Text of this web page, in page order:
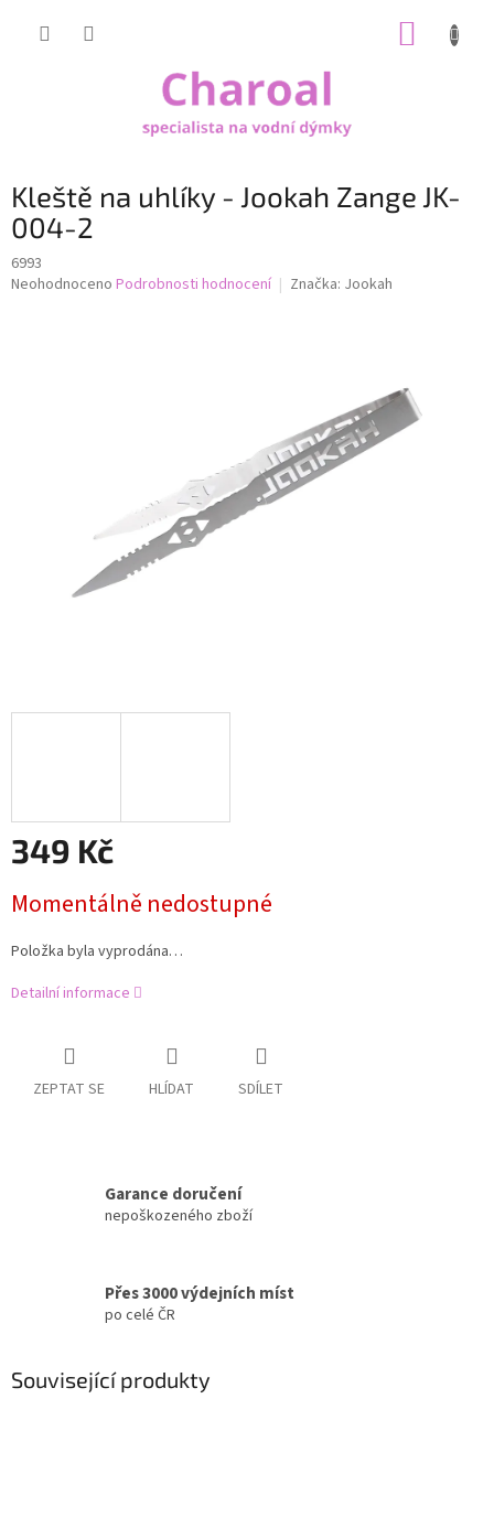
Kleště na uhlíky - Jookah Zange JK-
004-2
6993
Průměrné
Neohodnoceno Podrobnosti hodnocení Značka: Jookah
349 Kč
cena:
Momentálně nedostupné
Položka byla vyprodána…
Detailní informace
ZEPTAT SE HLÍDAT SDÍLET
Garance doručení
nepoškozeného zboží
Přes 3000 výdejních míst
po celé ČR
Související produkty